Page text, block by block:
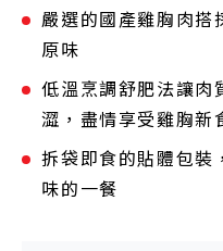
嚴選的國產雞胸肉搭
原味
低溫烹調舒肥法讓肉
澀，盡情享受雞胸新
拆袋即食的貼體包裝
味的一餐